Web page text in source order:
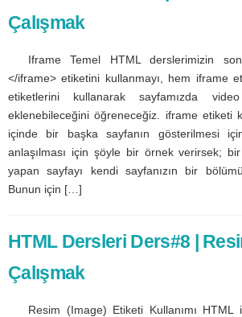
Çalışmak
Iframe Temel HTML derslerimizin
</iframe> etiketini kullanmayı, hem iframe
etiketlerini kullanarak sayfamızda
eklenebileceğini öğreneceğiz. iframe etiketi
içinde bir başka sayfanın gösterilmesi
anlaşılması için şöyle bir örnek verirsek;
yapan sayfayı kendi sayfanızın bir
Bunun için […]
HTML Dersleri Ders#8 |
Çalışmak
Resim (Image) Etiketi Kullanımı HTML